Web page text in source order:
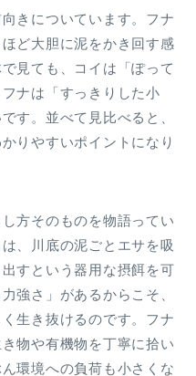
きについています。フナ
ど大胆に泥をかき回す感
見ても、コイは「ぽって
ナは「すっきりした小
す。並べて見比べると、
りやすいポイントになり
方そのものを物語ってい
、川底の泥ごとエサを吸
すという器用な摂餌を可
強さ」があるからこそ、
生き抜けるのです。フナ
物や有機物を丁寧に拾い
環境への負荷も小さくな